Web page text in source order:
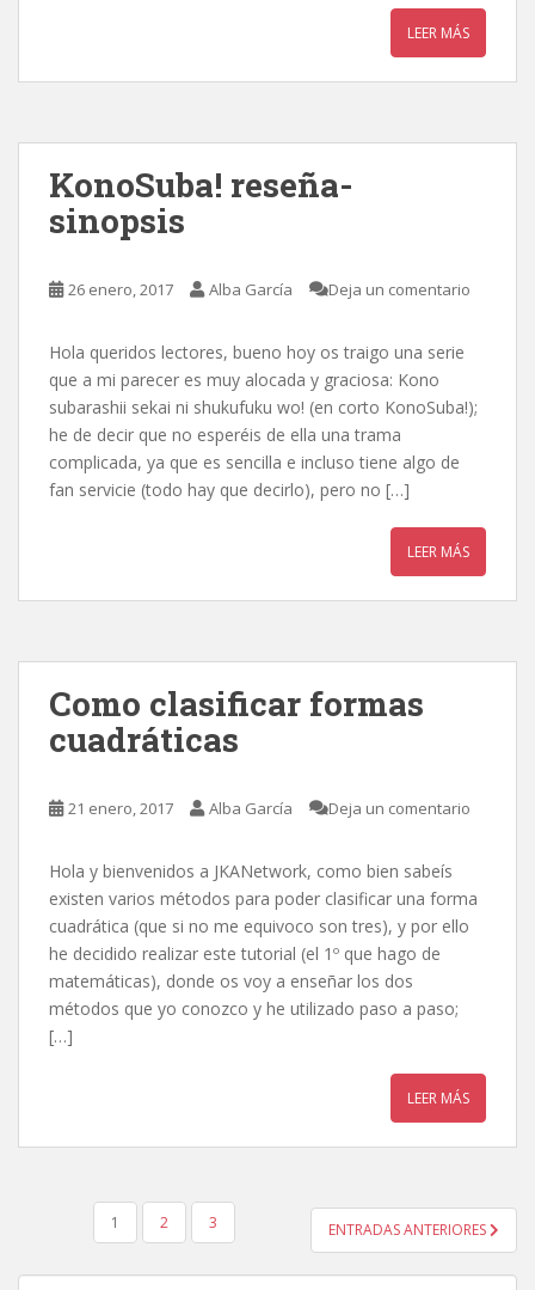
LEER MÁS
KonoSuba! reseña-
sinopsis
26 enero, 2017 Alba García Deja un comentario
Hola queridos lectores, bueno hoy os traigo una serie
que a mi parecer es muy alocada y graciosa: Kono
subarashii sekai ni shukufuku wo! (en corto KonoSuba!);
he de decir que no esperéis de ella una trama
complicada, ya que es sencilla e incluso tiene algo de
fan servicie (todo hay que decirlo), pero no […]
LEER MÁS
Como clasificar formas
cuadráticas
21 enero, 2017 Alba García Deja un comentario
Hola y bienvenidos a JKANetwork, como bien sabeís
existen varios métodos para poder clasificar una forma
cuadrática (que si no me equivoco son tres), y por ello
he decidido realizar este tutorial (el 1º que hago de
matemáticas), donde os voy a enseñar los dos
métodos que yo conozco y he utilizado paso a paso;
[…]
LEER MÁS
PAGINACIÓN
1 2 3 ENTRADAS ANTERIORES